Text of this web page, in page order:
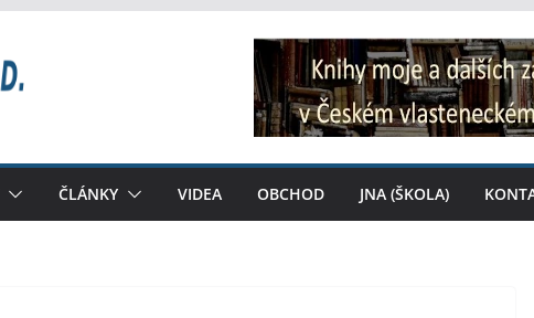
ČLÁNKY VIDEA OBCHOD JNA (ŠKOLA)